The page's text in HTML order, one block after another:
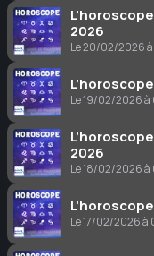
L’horoscope
2026
Le 20/02/2026
L’horoscope
Le 19/02/2026 à
L’horoscope
2026
Le 18/02/2026 à
L’horoscope
Le 17/02/2026 à